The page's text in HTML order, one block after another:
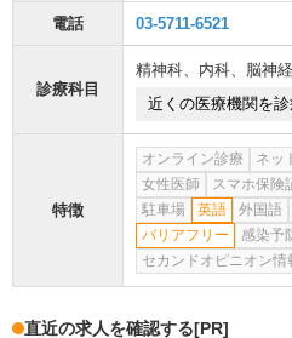
電話 03-5711-6521
診療科目
精神科、 内科、 脳神
近くの医療機関を
特徴
オンライン診療 ネッ
女性医師
スマホ保険
駐車場
英語 外国語
バリアフリー
感染予
セカンドオピニオン情
直近の求人を確認する[PR]